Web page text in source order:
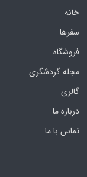
خانه
سفرها
فروشگاه
مجله گردشگری
گالری
درباره ما
تماس با ما